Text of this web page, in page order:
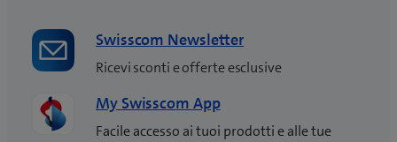
Swisscom Newsletter
Ricevi sconti e offerte esclusive
My Swisscom App
Facile accesso ai tuoi prodotti e alle tue